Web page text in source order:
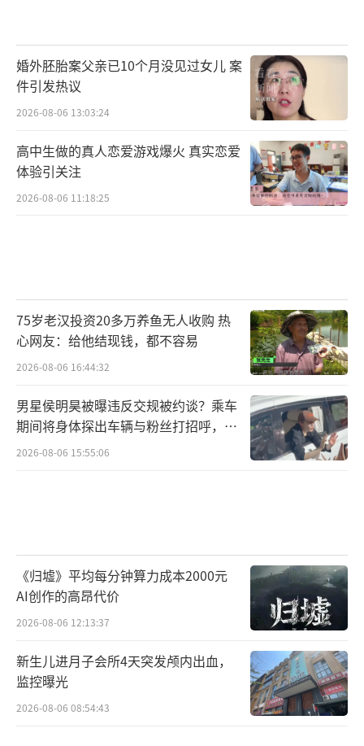
婚外胚胎案父亲已10个月没见过女儿 案
件引发热议
2026-08-06 13:03:24
高中生做的真人恋爱游戏爆火 真实恋爱
体验引关注
2026-08-06 11:18:25
75岁老汉投资20多万养鱼无人收购 热
心网友：给他结现钱，都不容易
2026-08-06 16:44:32
男星侯明昊被曝违反交规被约谈？乘车
期间将身体探出车辆与粉丝打招呼，当
地交警回应
2026-08-06 15:55:06
《归墟》平均每分钟算力成本2000元
AI创作的高昂代价
2026-08-06 12:13:37
新生儿进月子会所4天突发颅内出血，
监控曝光
2026-08-06 08:54:43